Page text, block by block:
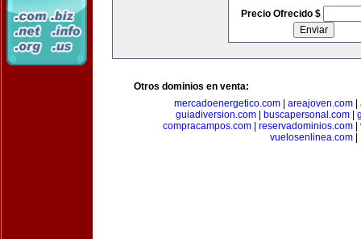
Precio Ofrecido $
Otros dominios en venta:
mercadoenergetico.com| areajoven.com|
guiadiversion.com| buscapersonal.com|
compracampos.com| reservadominios.com|
vuelosenlinea.com|